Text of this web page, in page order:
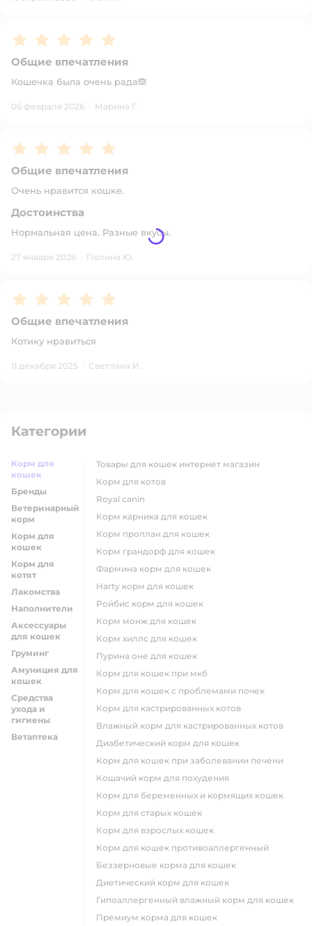
Рейтинг:5
Общие впечатления
Кошечка была очень рада🙈
06 февраля 2026 · Марина Г.
Рейтинг:5
Общие впечатления
Очень нравится кошке.
Достоинства
Нормальная цена. Разные вкусы.
27 января 2026 · Полина Ю.
Рейтинг:5
Общие впечатления
Котику нравиться
11 декабря 2025 · Светлана И.
Категории
Корм для
кошек
Бренды
Ветеринарный
корм
Корм для
кошек
Корм для
котят
Лакомства
Наполнители
Аксессуары
для кошек
Груминг
Амуниция для
кошек
Средства
ухода и
гигиены
Ветаптека
товары для кошек интернет магазин
корм для котов
royal canin
корм карника для кошек
корм проплан для кошек
корм грандорф для кошек
фармина корм для кошек
harty корм для кошек
ройбис корм для кошек
корм монж для кошек
корм хиллс для кошек
пурина оне для кошек
корм для кошек при мкб
корм для кошек с проблемами почек
Корм для кастрированных котов
влажный корм для кастрированных котов
диабетический корм для кошек
корм для кошек при заболевании печени
кошачий корм для похудения
корм для беременных и кормящих кошек
корм для старых кошек
корм для взрослых кошек
корм для кошек противоаллергенный
беззерновые корма для кошек
диетический корм для кошек
гипоаллергенный влажный корм для кошек
премиум корма для кошек